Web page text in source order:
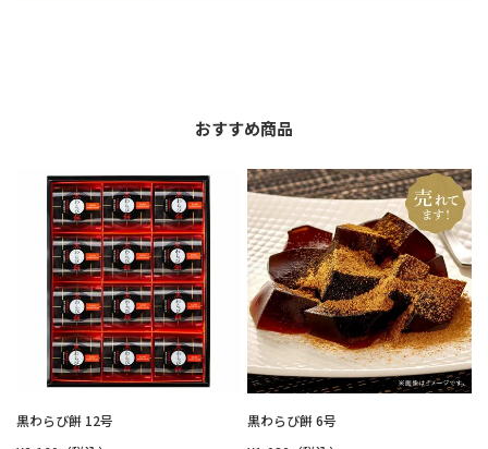
おすすめ商品
黒わらび餅 12号
黒わらび餅 6号